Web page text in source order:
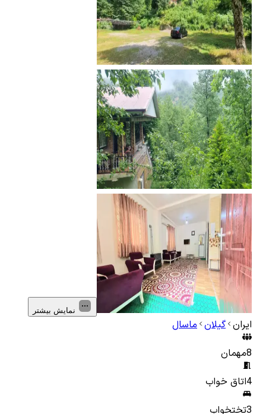
نمایش بیشتر
ایران گیلان ماسال
8مهمان
4اتاق خواب
3تختخواب